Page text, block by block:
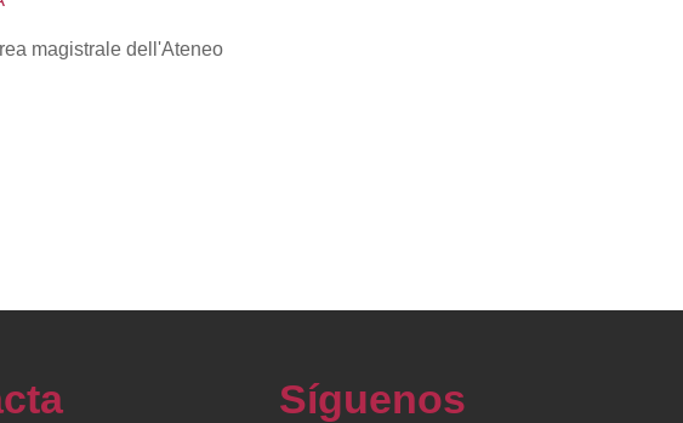
magistrale dell'Ateneo
Síguenos